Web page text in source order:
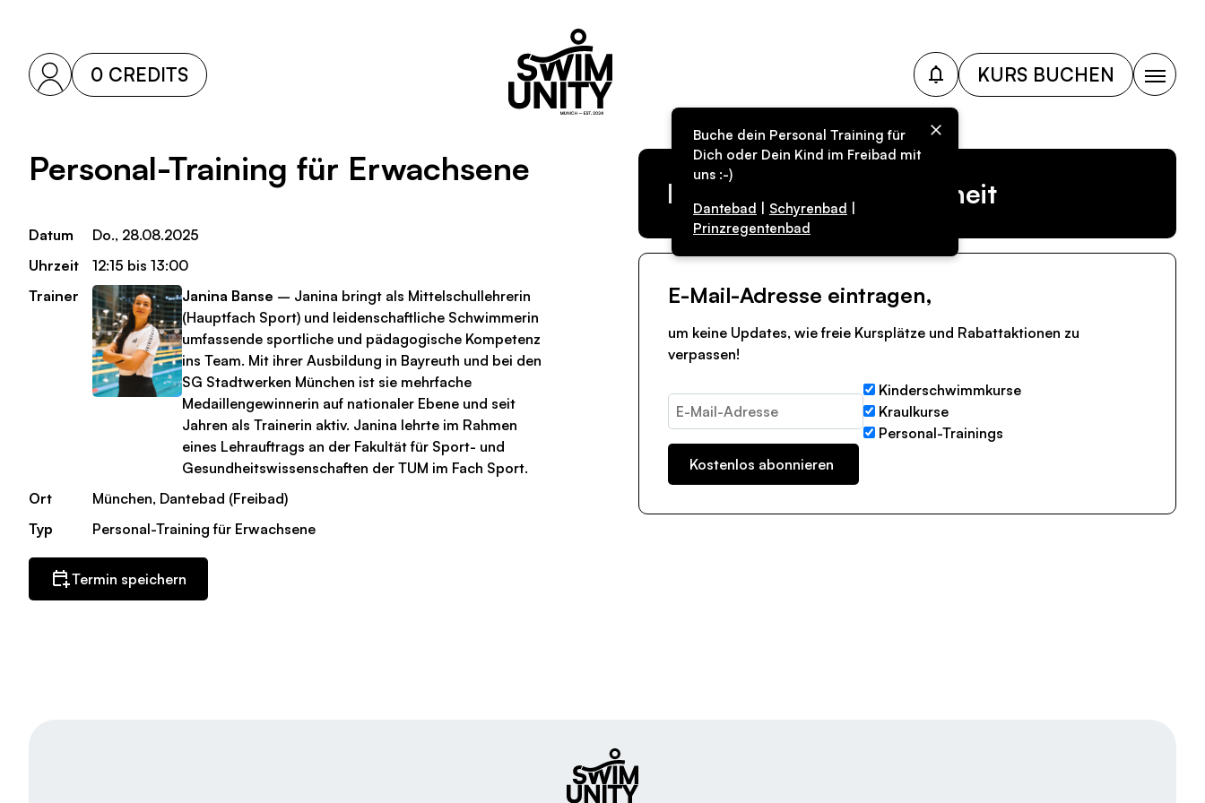
0 CREDITS
Buche dein Personal Training für
Dich oder Dein Kind im Freibad mit
uns :-)
Dantebad
Schyrenbad
Prinzregentenbad
KURS BUCHEN
Personal-Training für Erwachsene
Datum
Do., 28.08.2025
Uhrzeit
12:15 bis 13:00
Trainer
Janina Banse – Janina bringt als Mittelschullehrerin
(Hauptfach Sport) und leidenschaftliche Schwimmerin
umfassende sportliche und pädagogische Kompetenz
ins Team. Mit ihrer Ausbildung in Bayreuth und bei den
SG Stadtwerken München ist sie mehrfache
Medaillengewinnerin auf nationaler Ebene und seit
Jahren als Trainerin aktiv. Janina lehrte im Rahmen
eines Lehrauftrags an der Fakultät für Sport- und
Gesundheitswissenschaften der TUM im Fach Sport.
Ort
München, Dantebad (Freibad)
Typ
Personal-Training für Erwachsene
Termin speichern
Kurs in der Vergangenheit
E-Mail-Adresse eintragen,
um keine Updates, wie freie Kursplätze und Rabattaktionen zu
verpassen!
Kinderschwimmkurse
Kraulkurse
Personal-Trainings